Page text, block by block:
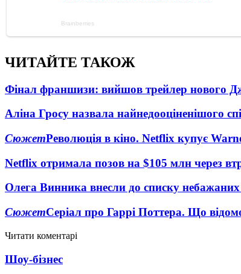
ЧИТАЙТЕ ТАКОЖ
Фінал франшизи: вийшов трейлер нового
Аліна Гросу назвала найнедооціненішого
СюжетРеволюція в кіно. Netflix купує
Netflix отримала позов на $105 млн через
Олега Винника внесли до списку небажаних
СюжетСеріал про Гаррі Поттера. Що
Читати коментарі
Шоу-бізнес